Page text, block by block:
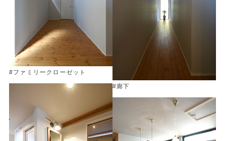
#ファミリークローゼット
#廊下